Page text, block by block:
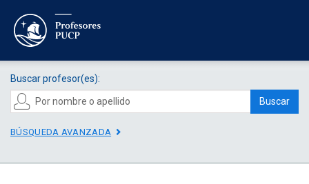
Buscar profesor(es):
Buscar
BÚSQUEDA AVANZADA